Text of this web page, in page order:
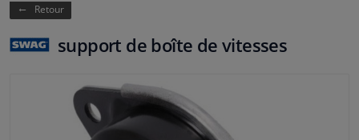
Freinage
Système d'échappement
Châssis & transmission
Retour
support de boîte de vitesses